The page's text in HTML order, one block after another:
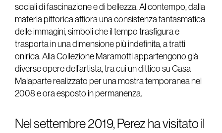
sociali di fascinazione e di bellezza. Al contempo, dalla
materia pittorica affiora una consistenza fantasmatica
delle immagini, simboli che il tempo trasfigura e
trasporta in una dimensione più indefinita, a tratti
onirica. Alla Collezione Maramotti appartengono già
diverse opere dell’artista, tra cui un dittico su Casa
Malaparte realizzato per una mostra temporanea nel
2008 e ora esposto in permanenza.
Nel settembre 2019, Perez ha visitato il